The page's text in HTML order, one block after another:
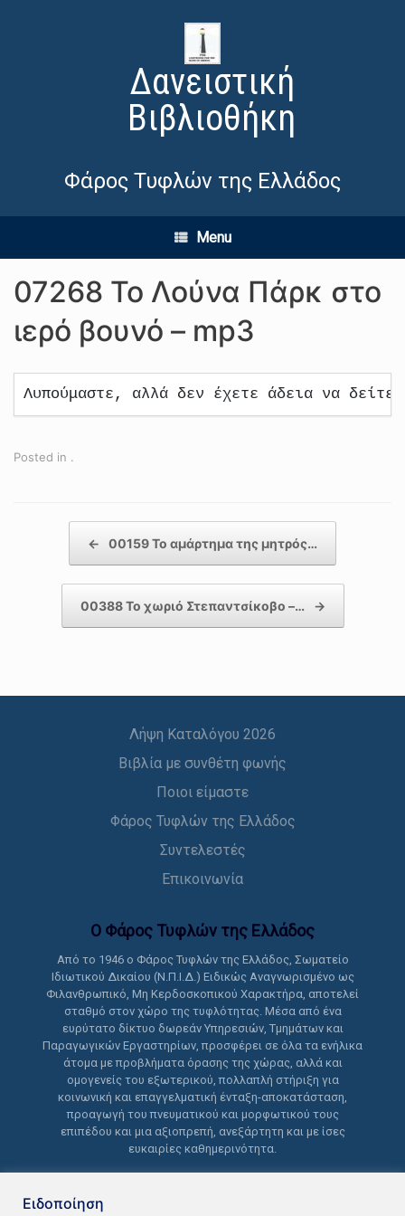
Δανειστική
Βιβλιοθήκη
Φάρος Τυφλών της Ελλάδος
Menu
07268 Το Λούνα Πάρκ στο
ιερό βουνό – mp3
Λυπούμαστε, αλλά δεν έχετε άδεια να δείτε
Posted in .
← 00159 Το αμάρτημα της μητρός…
00388 Το χωριό Στεπαντσίκοβο –… →
Λήψη Καταλόγου 2026
Βιβλία με συνθέτη φωνής
Ποιοι είμαστε
Φάρος Τυφλών της Ελλάδος
Συντελεστές
Επικοινωνία
Ο Φάρος Τυφλών της Ελλάδoς
Από το 1946 ο Φάρος Τυφλών της Ελλάδος, Σωματείο
Ιδιωτικού Δικαίου (Ν.Π.Ι.Δ.) Ειδικώς Αναγνωρισμένο ως
Φιλανθρωπικό, Μη Κερδοσκοπικού Χαρακτήρα, αποτελεί
σταθμό στον χώρο της τυφλότητας. Μέσα από ένα
ευρύτατο δίκτυο δωρεάν Υπηρεσιών, Τμημάτων και
Παραγωγικών Εργαστηρίων, προσφέρει σε όλα τα ενήλικα
άτομα με προβλήματα όρασης της χώρας, αλλά και
ομογενείς του εξωτερικού, πολλαπλή στήριξη για
κοινωνική και επαγγελματική ένταξη-αποκατάσταση,
προαγωγή του πνευματικού και μορφωτικού τους
επιπέδου και μια αξιοπρεπή, ανεξάρτητη και με ίσες
ευκαιρίες καθημερινότητα.
Ειδοποίηση